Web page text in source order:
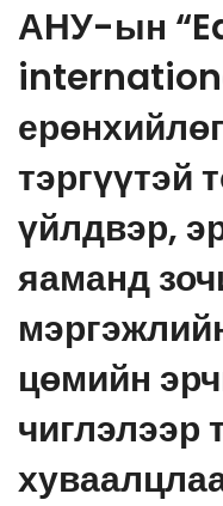
АНУ-ын
тэргүүтэй
үйлдвэр,
яаманд
цөмийн
чиглэлээр